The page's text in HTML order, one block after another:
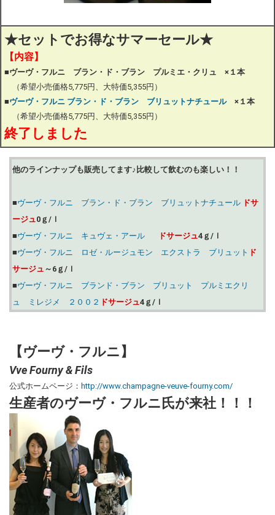
★セットでお得なサマーセール★
【内容】
■ヴーヴ・フルニ ブラン・ド・ブラン プルミエ・クリュ ×１本
（希望小売価格5,775円、大特価5,355円）
■ヴーヴ・フルニ ブラン・ド・ブラン ブリュットナチュール×１本
（希望小売価格5,775円、大特価5,355円）
終了しました
他のラインナップも販売してます♪比較して飲むのも楽しい！！
■ヴーヴ・フルニ ブラン・ド・ブラン ブリュットナチュール ドサ
ージュ0ｇ/ｌ
■ヴーヴ・フルニ キュヴェ・アール ドサージュ4ｇ/ｌ
■ヴーヴ・フルニ ロゼ・ルージュモン エクストラ ブリュット ド
サージュ ～6ｇ/ｌ
■ヴーヴ・フルニ ブランド・ブラン ブリュット プルミエクリ
ュ ミレジメ ２００２ ドサージュ4ｇ/ｌ
【 ヴーヴ・フルニ 】
Vve Fourny & Fils
公式ホームページ： http://www.champagne-veuve-fourny.com/
生産者のヴーヴ・フルニ氏が来社！！！